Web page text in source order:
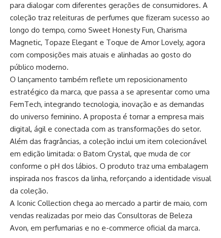
para dialogar com diferentes gerações de consumidores. A
coleção traz releituras de perfumes que fizeram sucesso ao
longo do tempo, como Sweet Honesty Fun, Charisma
Magnetic, Topaze Elegant e Toque de Amor Lovely, agora
com composições mais atuais e alinhadas ao gosto do
público moderno.
O lançamento também reflete um reposicionamento
estratégico da marca, que passa a se apresentar como uma
FemTech, integrando tecnologia, inovação e as demandas
do universo feminino. A proposta é tornar a empresa mais
digital, ágil e conectada com as transformações do setor.
Além das fragrâncias, a coleção inclui um item colecionável
em edição limitada: o Batom Crystal, que muda de cor
conforme o pH dos lábios. O produto traz uma embalagem
inspirada nos frascos da linha, reforçando a identidade visual
da coleção.
A Iconic Collection chega ao mercado a partir de maio, com
vendas realizadas por meio das Consultoras de Beleza
Avon, em perfumarias e no e-commerce oficial da marca.